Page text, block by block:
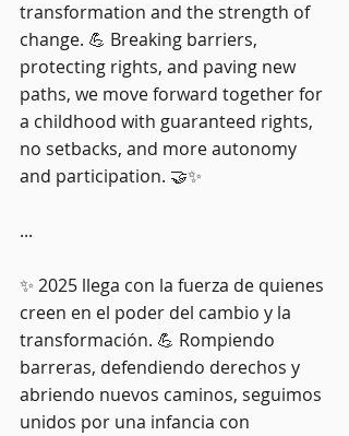
transformation and the strength of
change. 💪 Breaking barriers,
protecting rights, and paving new
paths, we move forward together for
a childhood with guaranteed rights,
no setbacks, and more autonomy
and participation. 🤝✨
...
✨ 2025 llega con la fuerza de quienes
creen en el poder del cambio y la
transformación. 💪 Rompiendo
barreras, defendiendo derechos y
abriendo nuevos caminos, seguimos
unidos por una infancia con